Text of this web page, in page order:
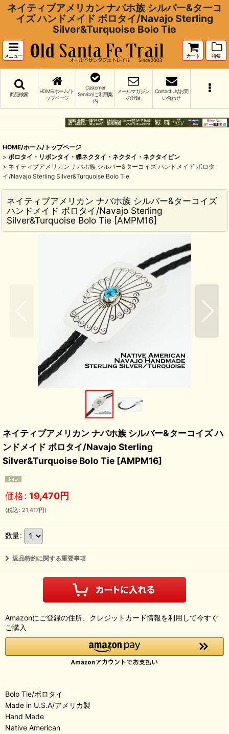
ネイティブアメリカン ナバホ族 シルバー&ターコ
イズ ハンドメイド ボロタイ/Navajo Sterling
Silver&Turquoise Bolo Tie
メニュー カート 特集
商品検索
HOME/ホーム/ト
ップページ
Customer
Service/ご利用案
内
メールマガジン
の登録
Contact Us/お問
い合わせ
HOME/ホーム/トップページ
> ボロタイ・リボンタイ・蝶ネクタイ・ネクタイ・ネクタイピン
> ネイティブアメリカン ナバホ族 シルバー&ターコイズ ハンドメイド ボロタ
イ/Navajo Sterling Silver&Turquoise Bolo Tie
ネイティブアメリカン ナバホ族 シルバー&ターコイズ
ハンドメイド ボロタイ/Navajo Sterling
Silver&Turquoise Bolo Tie [AMPM16]
ネイティブアメリカン ナバホ族 シルバー&ターコイズ ハ
ンドメイド ボロタイ/Navajo Sterling
Silver&Turquoise Bolo Tie [AMPM16]
価格: 19,470円
(税込 : 21,417円)
数量:
返品特約に関する重要事項
Amazonにご登録の住所、クレジットカード情報を利用して今すぐ
ご購入
Bolo Tie/ボロタイ
Made in U.S.A/アメリカ製
Hand Made
Native American